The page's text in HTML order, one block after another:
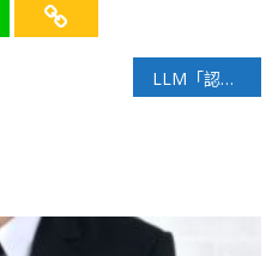
LLM「認識你自己」？…研究結論：「AI並不存在自我」